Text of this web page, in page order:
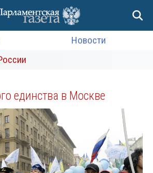
Новости
единства в Москве